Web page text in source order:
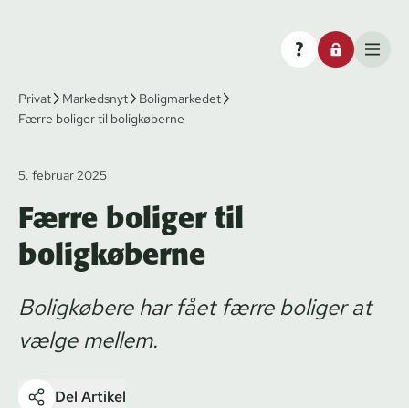
Privat Markedsnyt
Boligmarkedet
Færre boliger til boligkøberne
5. februar 2025
Færre boliger til
boligkøberne
Boligkøbere har fået færre boliger at
vælge mellem.
Del Artikel